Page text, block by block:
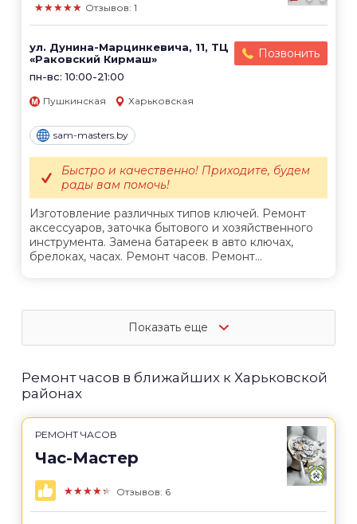
★★★★★ Отзывов: 1
ул. Дунина-Марцинкевича, 11, ТЦ
«Раковский Кирмаш»
пн-вс: 10:00-21:00
Позвонить
Пушкинская Харьковская
sam-masters.by
Изготовление различных типов ключей. Ремонт
аксессуаров, заточка бытового и хозяйственного
инструмента. Замена батареек в авто ключах,
брелоках, часах. Ремонт часов. Ремонт...
Быстро и качественно! Приходите, будем
рады вам помочь!
Показать еще
Ремонт часов в ближайших к Харьковской
районах
РЕМОНТ ЧАСОВ
Час-Мастер
★★★★★ Отзывов: 6